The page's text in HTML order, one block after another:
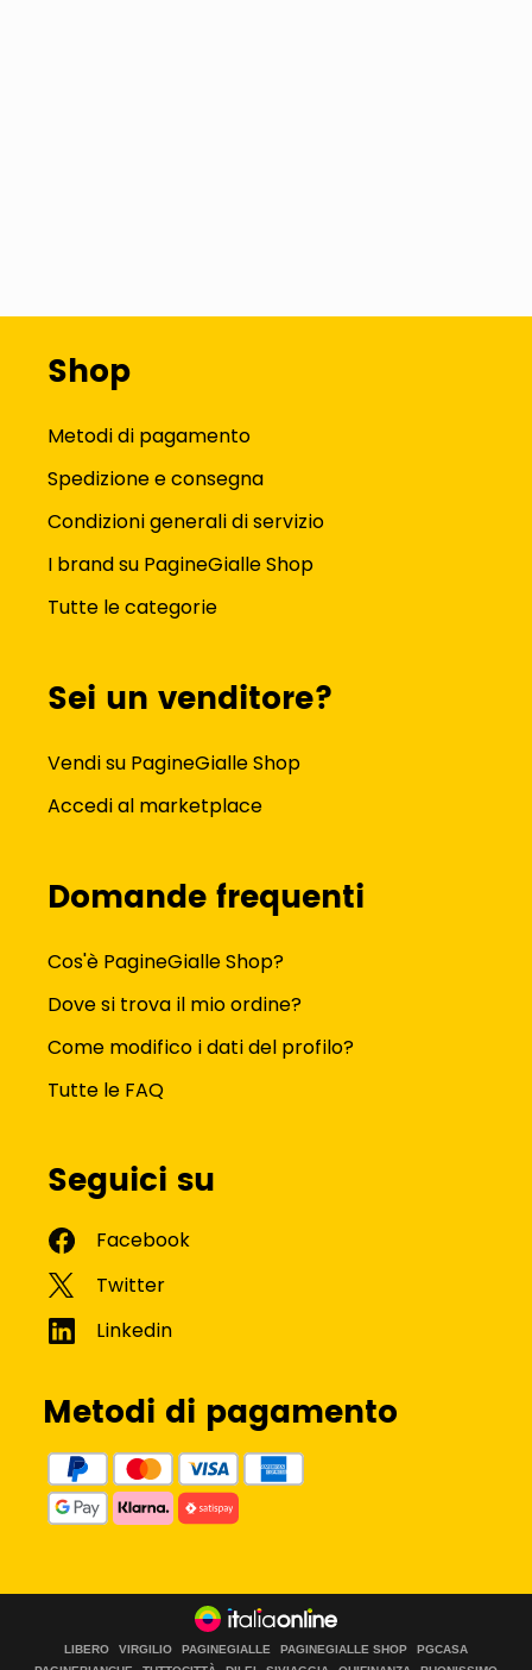
Shop
Metodi di pagamento
Spedizione e consegna
Condizioni generali di servizio
I brand su PagineGialle Shop
Tutte le categorie
Sei un venditore?
Vendi su PagineGialle Shop
Accedi al marketplace
Domande frequenti
Cos'è PagineGialle Shop?
Dove si trova il mio ordine?
Come modifico i dati del profilo?
Tutte le FAQ
Seguici su
Metodi di pagamento
LIBERO VIRGILIO PAGINEGIALLE PAGINEGIALLE SHOP
PGCASA